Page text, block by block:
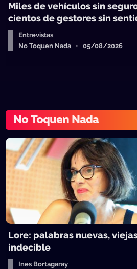
Miles de vehículos sin
cientos de gestores sin
Entrevistas
No Toquen Nada • 05/08/2026
No Toquen Nada
Lore: palabras nuevas,
indecible
Ines Bortagaray